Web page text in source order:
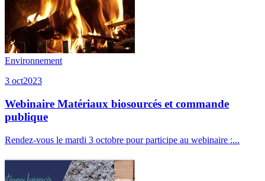
Environnement
3 oct2023
Webinaire Matériaux biosourcés et commande
publique
Rendez-vous le mardi 3 octobre pour participe au webinaire :...